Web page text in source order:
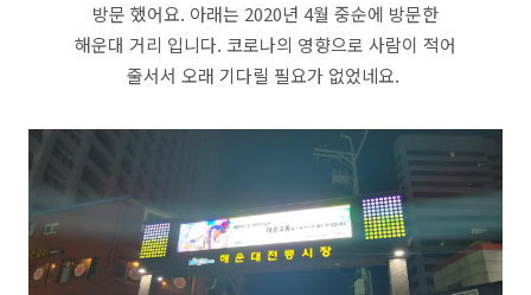
방문 했어요. 아래는 2020년 4월 중순에 방문한
해운대 거리 입니다. 코로나의 영향으로 사람이 적어
줄서서 오래 기다릴 필요가 없었네요.